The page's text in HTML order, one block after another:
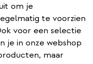
om je
te voorzien
voor een selectie
je in onze webshop
maar